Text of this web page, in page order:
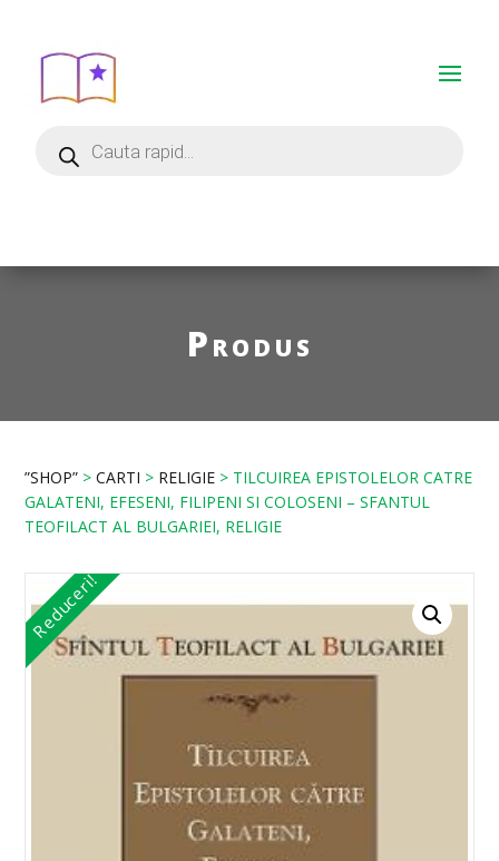
Produs
”SHOP” >CARTI > RELIGIE > TILCUIREA EPISTOLELOR CATRE
GALATENI, EFESENI, FILIPENI SI COLOSENI – SFANTUL
TEOFILACT AL BULGARIEI, RELIGIE
Reduceri!